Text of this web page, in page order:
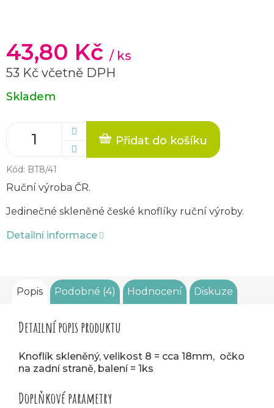
43,80 Kč / ks
53 Kč včetně DPH
Měrná
cena:
Skladem
Přidat do košíku
Kód: BT8/41
Ruční výroba ČR.
Jedinečné skleněné české knoflíky ruční výroby.
Detailní informace
Popis Podobné (4) Hodnocení Diskuze
Detailní popis produktu
Knoflík skleněný, velikost 8 = cca 18mm, očko
na zadní straně, balení = 1ks
Doplňkové parametry